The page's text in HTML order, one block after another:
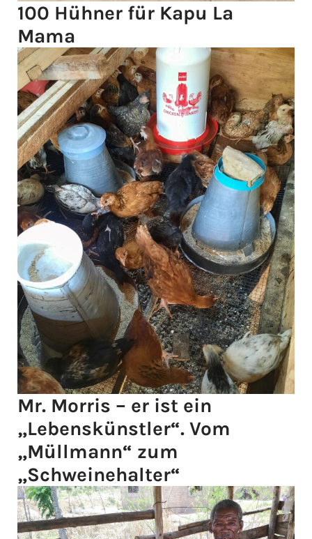
100 Hühner für Kapu La
Mama
Mr. Morris – er ist ein
„Lebenskünstler“. Vom
„Müllmann“ zum
„Schweinehalter“